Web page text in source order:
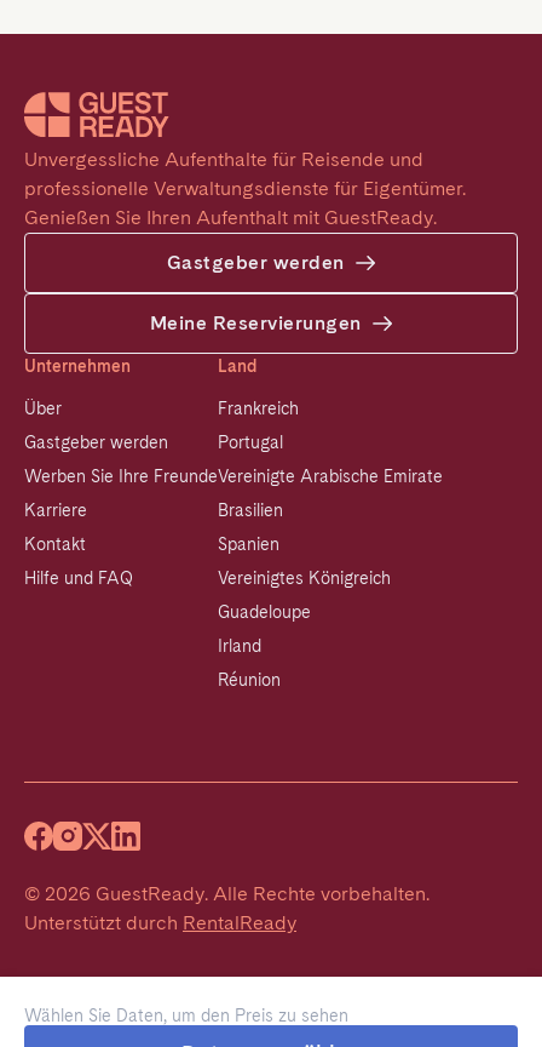
Wählen Sie Daten, um den Preis zu sehen
Unvergessliche Aufenthalte für Reisende und
professionelle Verwaltungsdienste für Eigentümer.
Genießen Sie Ihren Aufenthalt mit GuestReady.
Gastgeber werden
Meine Reservierungen
Unternehmen
Über
Gastgeber werden
Werben Sie Ihre Freunde
Karriere
Kontakt
Hilfe und FAQ
Land
Frankreich
Portugal
Vereinigte Arabische Emirate
Brasilien
Spanien
Vereinigtes Königreich
Guadeloupe
Irland
Réunion
© 2026 GuestReady. Alle Rechte vorbehalten.
Unterstützt durch RentalReady